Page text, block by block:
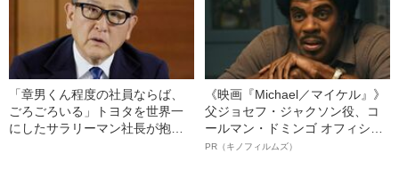
「章男くん程度の社員ならば、
ごろごろいる」トヨタを世界一
にしたサラリーマン社長が抱い
《映画『Michael／マイケル』》
父ジョセフ・ジャクソン役、コ
ールマン・ドミンゴ オフィシャ
ルインタビュー“観客を魅了した
PR（キノフィルムズ）